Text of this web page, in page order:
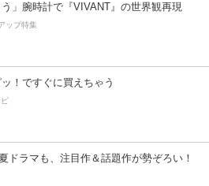
う」腕時計で『VIVANT』の世界観再現
ップ特集
！ですぐに買えちゃう
ピ
ドラマも、注目作＆話題作が勢ぞろい！